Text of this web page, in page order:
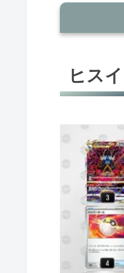
れん
オム
マス
白馬
れん
オリ
ヒス